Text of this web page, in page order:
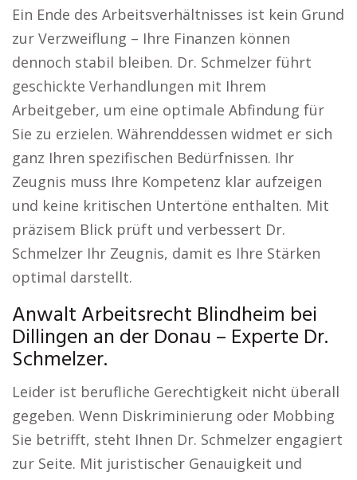
Ein Ende des Arbeitsverhältnisses ist kein Grund
zur Verzweiflung – Ihre Finanzen können
dennoch stabil bleiben. Dr. Schmelzer führt
geschickte Verhandlungen mit Ihrem
Arbeitgeber, um eine optimale Abfindung für
Sie zu erzielen. Währenddessen widmet er sich
ganz Ihren spezifischen Bedürfnissen. Ihr
Zeugnis muss Ihre Kompetenz klar aufzeigen
und keine kritischen Untertöne enthalten. Mit
präzisem Blick prüft und verbessert Dr.
Schmelzer Ihr Zeugnis, damit es Ihre Stärken
optimal darstellt.
Anwalt Arbeitsrecht Blindheim bei
Dillingen an der Donau – Experte Dr.
Schmelzer.
Leider ist berufliche Gerechtigkeit nicht überall
gegeben. Wenn Diskriminierung oder Mobbing
Sie betrifft, steht Ihnen Dr. Schmelzer engagiert
zur Seite. Mit juristischer Genauigkeit und